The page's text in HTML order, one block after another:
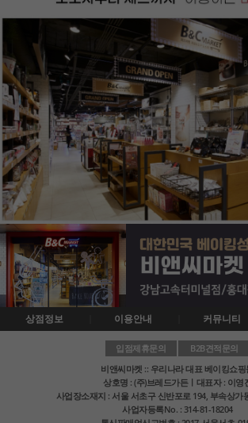
상점정보 이용안내 커뮤니티
입점제휴문의
B2B견적문의
비앤씨마켓 :: 우리나라 대표 베이킹쇼핑
상호명 : (주)브레드가든ㅣ대표자 : 이영
사업장소재지 : 서울 서초구 신반포로 194, 부속상가
사업자등록No. : 314-81-18204